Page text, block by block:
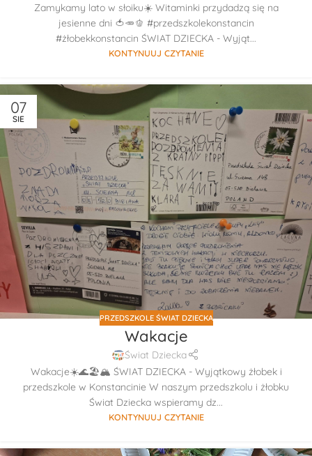
Zamykamy lato w słoiku☀️ Witaminki przydadzą się na
jesienne dni 🍅🥕🫑 #przedszkolekonstancin
#żłobekkonstancin ŚWIAT DZIECKA - Wyjąt...
KONTYNUUJ CZYTANIE
07
SIE
PRZEDSZKOLE ŚWIAT DZIECKA
Wakacje
Świat Dziecka
Wakacje☀️🌊🏖🏔 ŚWIAT DZIECKA - Wyjątkowy żłobek i
przedszkole w Konstancinie W naszym przedszkolu i żłobku
Świat Dziecka wspieramy dz...
KONTYNUUJ CZYTANIE